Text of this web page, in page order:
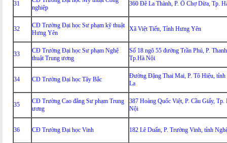
31
nghiệp
360 Đê La Thành, P. Ô Chợ Dừa, Tp.
32
CĐ Trường Đại học Sư phạm kỹ thuật
Hưng Yên
Xã Việt Tiến, Tỉnh Hưng Yên
33
CĐ Trường Đại học Sư phạm Nghệ
thuật Trung ương
Số 18 ngõ 55 đường Trần Phú, P.
Tp.Hà Nội
34 CĐ Trường Đại học Tây Bắc
Đường Đặng Thai Mai, P. Tô Hiệu, tỉnh
La
35
CĐ Trường Cao đẳng Sư phạm Trung
ương
387 Hoàng Quốc Việt, P. Cầu Giấy, Tp.
Nội
36 CĐ Trường Đại học Vinh 182 Lê Duẩn, P. Trường Vinh, tỉnh